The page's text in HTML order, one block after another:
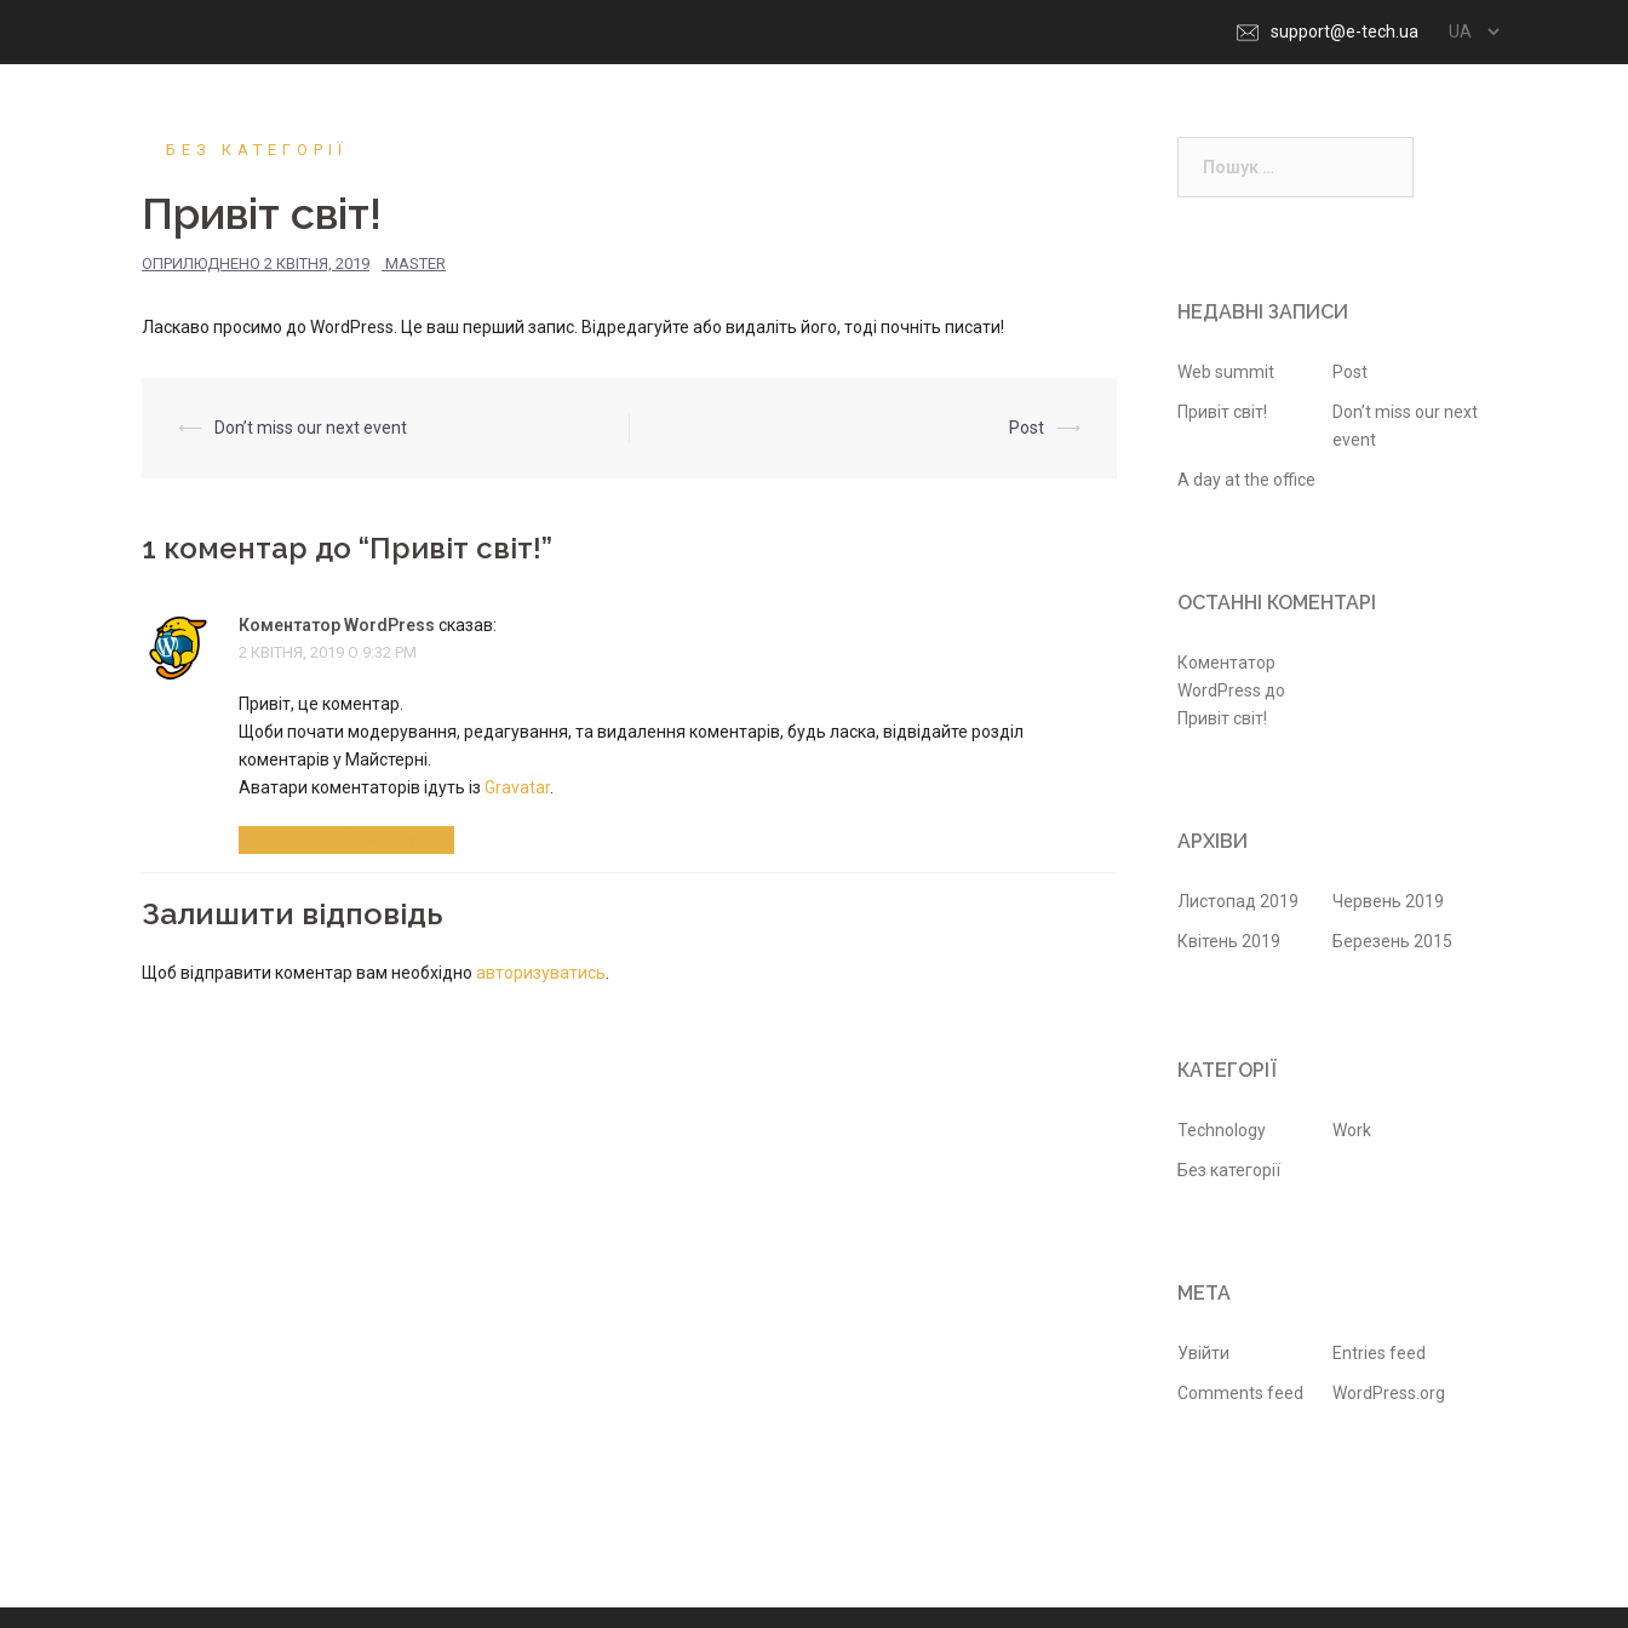
support@e-tech.ua
БЕЗ КАТЕГОРІЇ
Привіт світ!
ОПРИЛЮДНЕНО 2 КВІТНЯ, 2019 MASTER
Ласкаво просимо до WordPress. Це ваш перший запис. Відредагуйте або видаліть його, тоді почніть писати!
⟵ Don’t miss our next event Post ⟶
1 коментар до “Привіт світ!”
Коментатор WordPress сказав:
2 КВІТНЯ, 2019 О 9:32 PM
Привіт, це коментар.
Щоби почати модерування, редагування, та видалення коментарів, будь ласка, відвідайте розділ
коментарів у Майстерні.
Аватари коментаторів ідуть із Gravatar.
Залишити відповідь
Щоб відправити коментар вам необхідно авторизуватись
НЕДАВНІ ЗАПИСИ
Web summit Post
Привіт світ!
Don’t miss our next
event
A day at the office
ОСТАННІ КОМЕНТАРІ
Коментатор
WordPress до
Привіт світ!
АРХІВИ
Листопад 2019 Червень 2019
Квітень 2019 Березень 2015
КАТЕГОРІЇ
Technology Work
Без категорії
МЕТА
Увійти Entries feed
Comments feed WordPress.org